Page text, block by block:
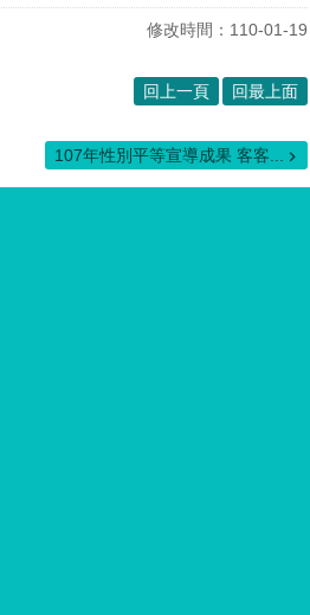
修改時間：110-01-19
回上一頁 回最上面
107年性別平等宣導成果 客客...